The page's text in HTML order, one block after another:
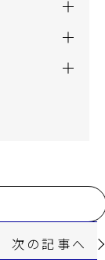
次の記事へ